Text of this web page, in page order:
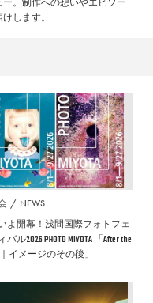
します。
NEWS
よ開幕！浅間国際フォトフェ
ル2026 PHOTO MIYOTA 「After the
｜イメージのその後」